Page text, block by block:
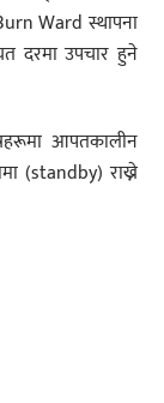
Ward स्थापना
दरमा उपचार हुने
आपतकालीन
(standby) राख्ने